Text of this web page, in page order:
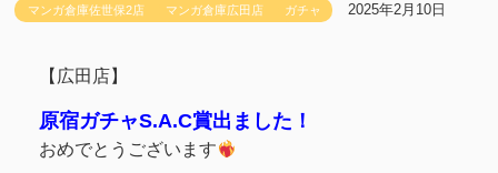
マンガ倉庫佐世保2店 マンガ倉庫広田店 ガチャ 2025年2月10日
【広田店】
原宿ガチャS.A.C賞出ました！
おめでとうございます